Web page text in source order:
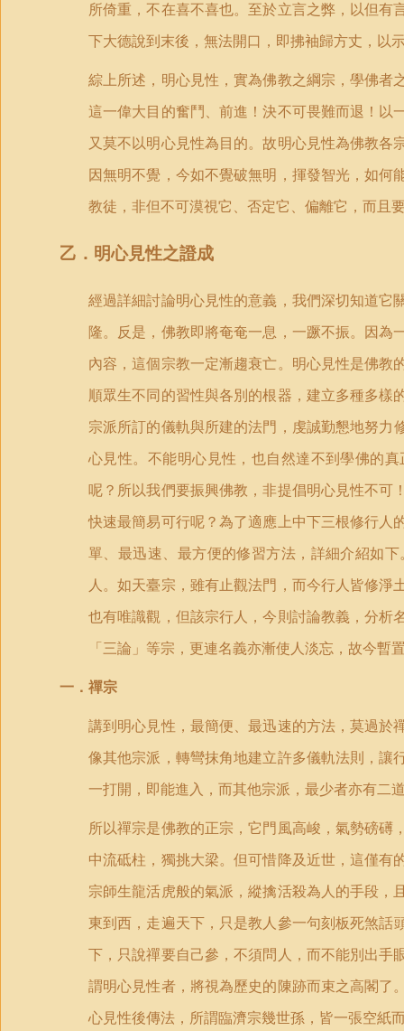
所倚重，不在喜不喜也。至於立言之弊，以但
下大德說到末後，無法開口，即拂袖歸方丈，以
綜上所述，明心見性，實為佛教之綱宗，學佛
這一偉大目的奮鬥、前進！決不可畏難而退！
又莫不以明心見性為目的。故明心見性為佛教
因無明不覺，今如不覺破無明，揮發智光，如
教徒，非但不可漠視它、否定它、偏離它，而且
乙．明心見性之證成
經過詳細討論明心見性的意義，我們深切知道
隆。反是，佛教即將奄奄一息，一蹶不振。因
內容，這個宗教一定漸趨衰亡。明心見性是佛
順眾生不同的習性與各別的根器，建立多種多
宗派所訂的儀軌與所建的法門，虔誠勤懇地努
心見性。不能明心見性，也自然達不到學佛的
呢？所以我們要振興佛教，非提倡明心見性不
快速最簡易可行呢？為了適應上中下三根修行
單、最迅速、最方便的修習方法，詳細介紹如
人。如天臺宗，雖有止觀法門，而今行人皆修
也有唯識觀，但該宗行人，今則討論教義，分
「三論」等宗，更連名義亦漸使人淡忘，故今暫
一．禪宗
講到明心見性，最簡便、最迅速的方法，莫過
像其他宗派，轉彎抹角地建立許多儀軌法則，
一打開，即能進入，而其他宗派，最少者亦有二
所以禪宗是佛教的正宗，它門風高峻，氣勢磅
中流砥柱，獨挑大梁。但可惜降及近世，這僅
宗師生龍活虎般的氣派，縱擒活殺為人的手段
東到西，走遍天下，只是教人參一句刻板死煞
下，只說禪要自己參，不須問人，而不能別出
謂明心見性者，將視為歷史的陳跡而束之高閣
心見性後傳法，所謂臨濟宗幾世孫，皆一張空紙